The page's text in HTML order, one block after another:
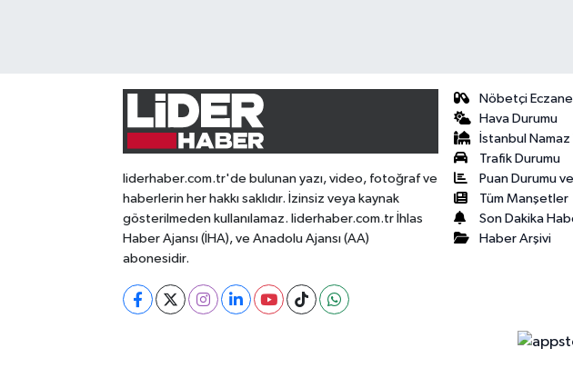
liderhaber.com.tr'de bulunan yazı, video, fotoğraf ve
haberlerin her hakkı saklıdır. İzinsiz veya kaynak
gösterilmeden kullanılamaz. liderhaber.com.tr İhlas
Haber Ajansı (İHA), ve Anadolu Ajansı (AA)
abonesidir.
Nöbetçi
Hava Durumu
İstanbul
Trafik Durumu
Puan Durumu
Tüm Manşetler
Son Dakika
Haber Arşivi